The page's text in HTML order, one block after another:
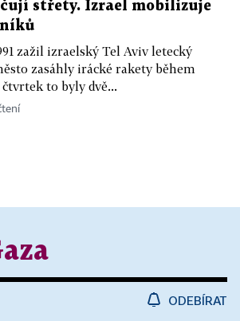
střety. Izrael mobilizuje
zažil izraelský Tel Aviv letecký
zasáhly irácké rakety během
to byly dvě...
ODEBÍRAT